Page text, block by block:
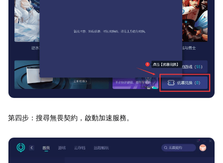
第四步：搜尋無畏契約，啟動加速服務。